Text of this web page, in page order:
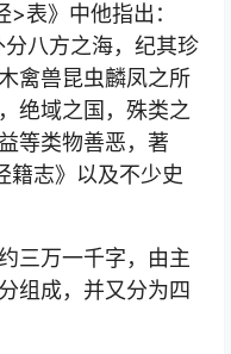
表》中他指出：
八方之海，纪其珍
禽兽昆虫麟凤之所
绝域之国，殊类之
等类物善恶，著
籍志》以及不少史
三万一千字，由主
组成，并又分为四